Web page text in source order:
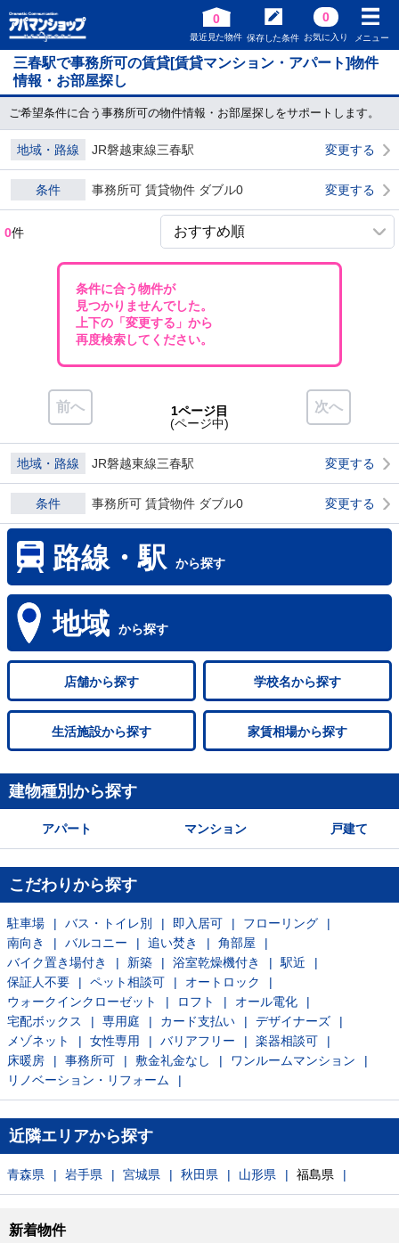
0
最近見た物件 保存した条件
0
お気に入り メニュー
三春駅で事務所可の賃貸[賃貸マンション・アパート]物件
情報・お部屋探し
ご希望条件に合う事務所可の物件情報・お部屋探しをサポートします。
地域・路線 JR磐越東線三春駅 変更する
条件 事務所可 賃貸物件 ダブル0 変更する
0件
条件に合う物件が
見つかりませんでした。
上下の「変更する」から
再度検索してください。
前へ 次へ
1ページ目
(ページ中)
地域・路線 JR磐越東線三春駅 変更する
条件 事務所可 賃貸物件 ダブル0 変更する
路線・駅 から探す
地域 から探す
店舗から探す 学校名から探す
生活施設から探す 家賃相場から探す
建物種別から探す
アパート マンション 戸建て
こだわりから探す
駐車場 バス・トイレ別 即入居可
フローリング
南向き
バルコニー 追い焚き
角部屋
バイク置き場付き
新築 浴室乾燥機付き
駅近
保証人不要
ペット相談可
オートロック
ウォークインクローゼット
ロフト
オール電化
宅配ボックス
専用庭 カード支払い
デザイナーズ
メゾネット
女性専用 バリアフリー
楽器相談可
床暖房
事務所可 敷金礼金なし
ワンルームマンション
リノベーション・リフォーム
近隣エリアから探す
青森県 岩手県 宮城県 秋田県 山形県 福島県
新着物件